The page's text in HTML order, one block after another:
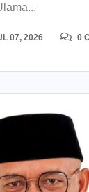
07, 2026 0